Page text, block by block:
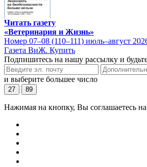
Читать газету
«Ветеринария и Жизнь»
Номер 07–08 (110–111) июль–август
Газета ВиЖ. Купить
Подпишитесь на нашу рассылку и
и выберите большее число
27 89
Нажимая на кнопку, Вы соглашаетесь